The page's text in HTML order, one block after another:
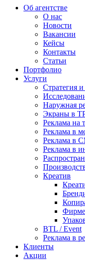
Об агентстве
О нас
Новости
Вакансии
Кейсы
Контакты
Статьи
Портфолио
Услуги
Стратегия
Наружная
Экраны в
Реклама на
Реклама в
Реклама в
Реклама в
Креатив
BTL / Event
Реклама в
Клиенты
Акции